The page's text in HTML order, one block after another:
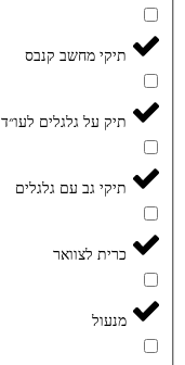
תיקי מחשב קנבס
תיק על גלגלים לעו״ד
תיקי גב עם גלגלים
כרית לצוואר
מנעול